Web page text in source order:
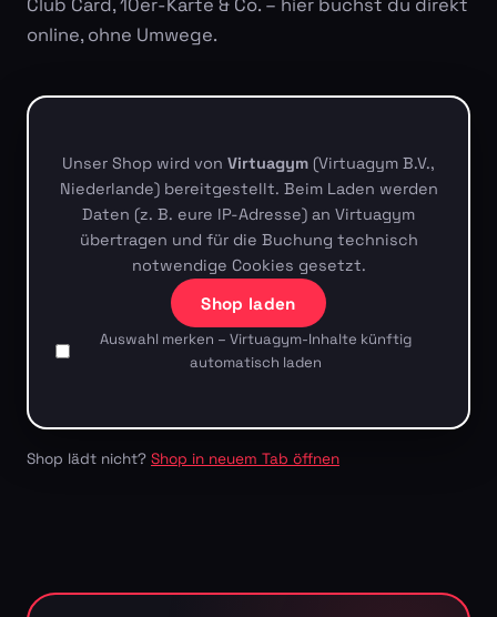
Club Card, 10er-Karte & Co. – hier buchst du direkt
online, ohne Umwege.
Unser Shop wird von Virtuagym (Virtuagym B.V.,
Niederlande) bereitgestellt. Beim Laden werden
Daten (z. B. eure IP-Adresse) an Virtuagym
übertragen und für die Buchung technisch
notwendige Cookies gesetzt.
Shop laden
Auswahl merken – Virtuagym-Inhalte künftig
automatisch laden
Shop lädt nicht? Shop in neuem Tab öffnen